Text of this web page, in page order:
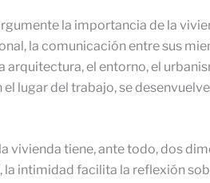
la importancia de la
la comunicación entre sus
arquitectura, el entorno, el
el lugar del trabajo, se
vivienda tiene, ante todo, dos
la intimidad facilita la reflexión